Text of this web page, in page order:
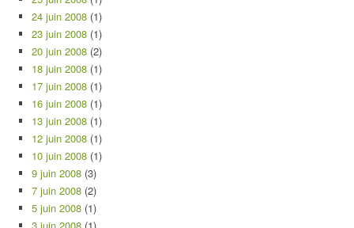
24 juin 2008 (1)
23 juin 2008 (1)
20 juin 2008 (2)
18 juin 2008 (1)
17 juin 2008 (1)
16 juin 2008 (1)
13 juin 2008 (1)
12 juin 2008 (1)
10 juin 2008 (1)
9 juin 2008 (3)
7 juin 2008 (2)
5 juin 2008 (1)